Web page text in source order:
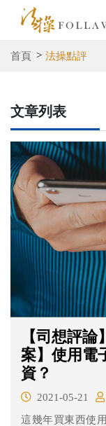
首頁 法操點評
文章列表
【司想評
案】使用電
資？
2021-05-21
這幾年買東西使